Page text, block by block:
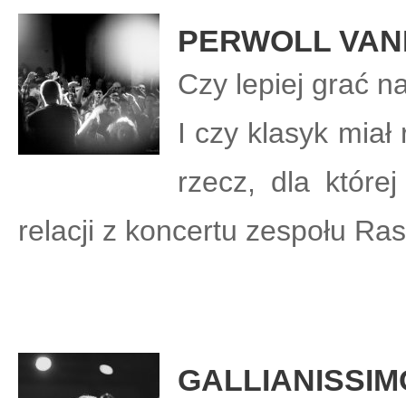
PERWOLL
Czy lepiej grać
I czy klasyk
rzecz, dla
relacji z koncertu zespołu